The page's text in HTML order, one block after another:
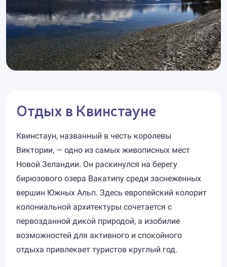
Отдых в Квинстауне
Квинстаун, названный в честь королевы
Виктории, — одно из самых живописных мест
Новой Зеландии. Он раскинулся на берегу
бирюзового озера Вакатипу среди заснеженных
вершин Южных Альп. Здесь европейский колорит
колониальной архитектуры сочетается с
первозданной дикой природой, а изобилие
возможностей для активного и спокойного
отдыха привлекает туристов круглый год.